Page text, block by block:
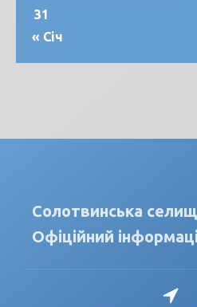
31
« Січ
Солотвинська
Офіційний